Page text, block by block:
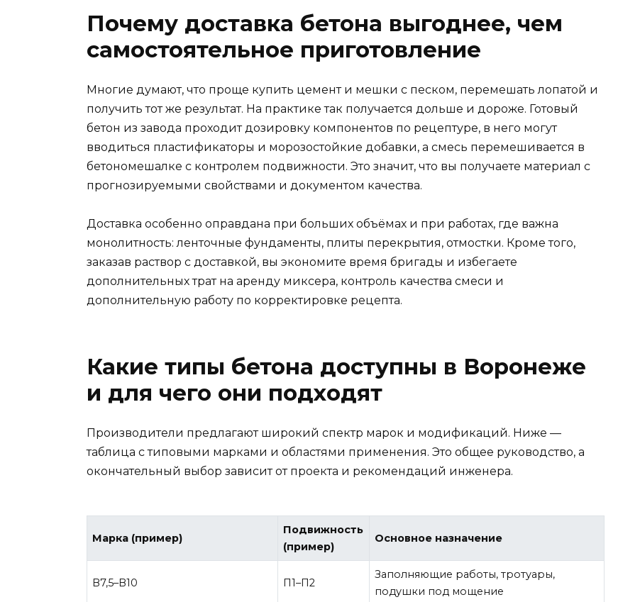
Почему доставка бетона выгоднее, чем
самостоятельное приготовление
Многие думают, что проще купить цемент и мешки с песком, перемешать лопатой и
получить тот же результат. На практике так получается дольше и дороже. Готовый
бетон из завода проходит дозировку компонентов по рецептуре, в него могут
вводиться пластификаторы и морозостойкие добавки, а смесь перемешивается в
бетономешалке с контролем подвижности. Это значит, что вы получаете материал с
прогнозируемыми свойствами и документом качества.
Доставка особенно оправдана при больших объёмах и при работах, где важна
монолитность: ленточные фундаменты, плиты перекрытия, отмостки. Кроме того,
заказав раствор с доставкой, вы экономите время бригады и избегаете
дополнительных трат на аренду миксера, контроль качества смеси и
дополнительную работу по корректировке рецепта.
Какие типы бетона доступны в Воронеже
и для чего они подходят
Производители предлагают широкий спектр марок и модификаций. Ниже —
таблица с типовыми марками и областями применения. Это общее руководство, а
окончательный выбор зависит от проекта и рекомендаций инженера.
Марка (пример)
Подвижность
(пример)
Основное назначение
B7,5–B10 П1–П2
Заполняющие работы, тротуары,
подушки под мощение